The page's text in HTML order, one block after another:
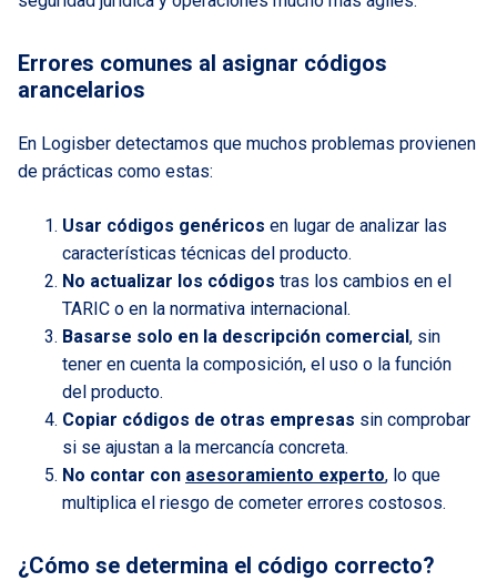
Errores comunes al asignar códigos
arancelarios
En Logisber detectamos que muchos problemas provienen
de prácticas como estas:
Usar códigos genéricos en lugar de analizar las
características técnicas del producto.
No actualizar los códigos tras los cambios en el
TARIC o en la normativa internacional.
Basarse solo en la descripción comercial, sin
tener en cuenta la composición, el uso o la función
del producto.
Copiar códigos de otras empresas sin comprobar
si se ajustan a la mercancía concreta.
No contar con asesoramiento experto, lo que
multiplica el riesgo de cometer errores costosos.
¿Cómo se determina el código correcto?